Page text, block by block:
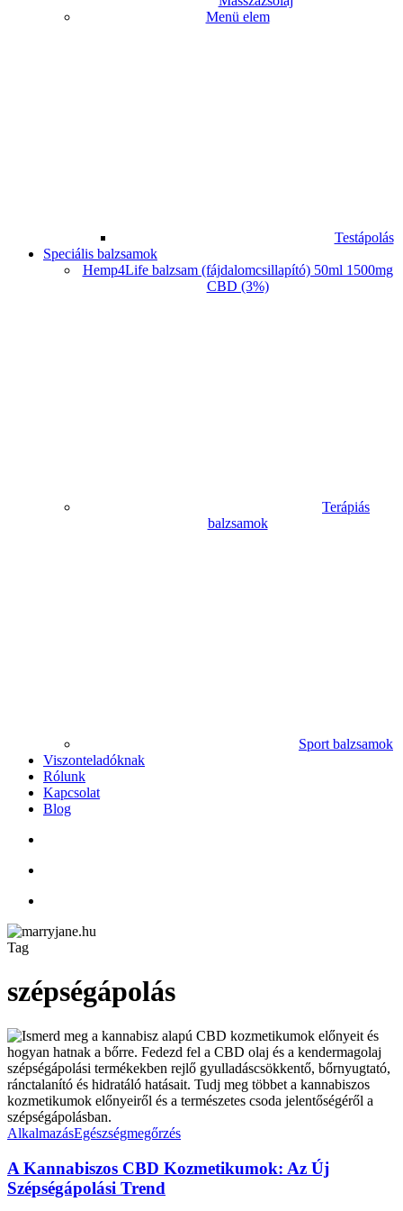
Menü elem
Testápolás
Speciális balzsamok
Hemp4Life balzsam (fájdalomcsillapító) 50ml 1500mg
CBD (3%)
Terápiás
balzsamok
Sport balzsamok
Viszonteladóknak
Rólunk
Kapcsolat
Blog
Tag
szépségápolás
A
Kannabiszos
CBD
Kozmetikumok:
Az
Új
Szépségápolási
AlkalmazásEgészségmegőrzés
A Kannabiszos CBD Kozmetikumok: Az Új
Szépségápolási Trend